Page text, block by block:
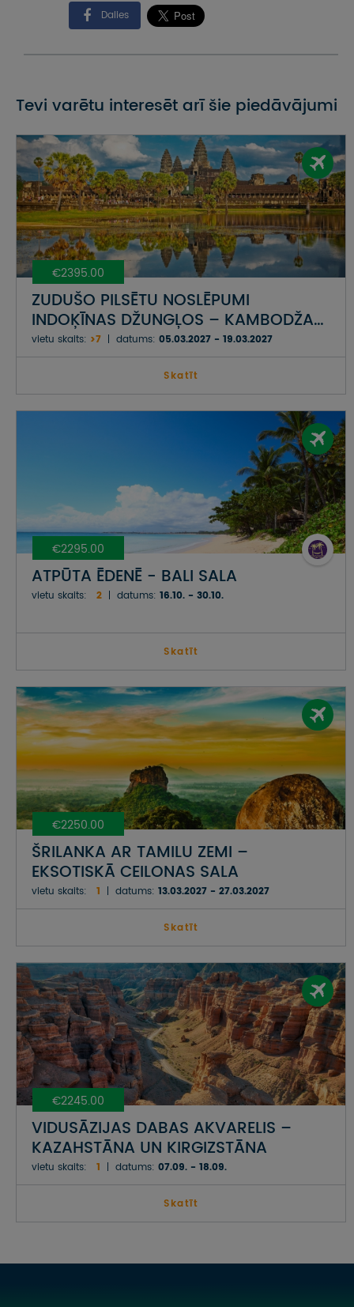
Dalies
Tevi varētu interesēt arī šie piedāvājumi
€2395.00
ZUDUŠO PILSĒTU NOSLĒPUMI
INDOĶĪNAS DŽUNGĻOS – KAMBODŽA
...AR TROPISKO KOH RONG SALU
vietu skaits: >7 datums: 05.03.2027 - 19.03.2027
Skatīt
€2295.00
ATPŪTA ĒDENĒ - BALI SALA
vietu skaits: 2 datums: 16.10. - 30.10.
Skatīt
€2250.00
ŠRILANKA AR TAMILU ZEMI –
EKSOTISKĀ CEILONAS SALA
vietu skaits: 1 datums: 13.03.2027 - 27.03.2027
Skatīt
€2245.00
VIDUSĀZIJAS DABAS AKVARELIS –
KAZAHSTĀNA UN KIRGIZSTĀNA
vietu skaits: 1 datums: 07.09. - 18.09.
Skatīt